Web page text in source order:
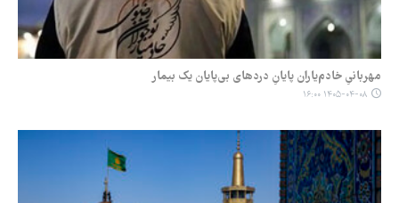
مهربانیِ خادم‌یاران پایانِ دردهای بی‌پایان یک بیمار
۱۴۰۵-۰۴-۰۸ ۱۶:۰۰